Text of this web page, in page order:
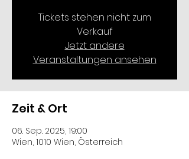
Tickets stehen nicht zum
Verkauf
Jetzt andere
Veranstaltungen ansehen
Zeit & Ort
06. Sep. 2025, 19:00
Wien, 1010 Wien, Österreich